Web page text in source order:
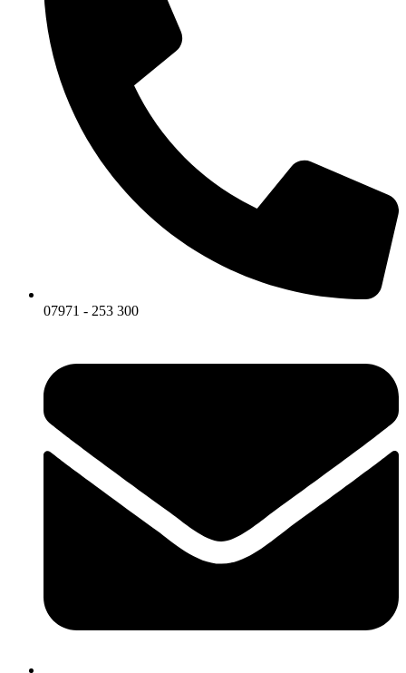
07971 - 253 300